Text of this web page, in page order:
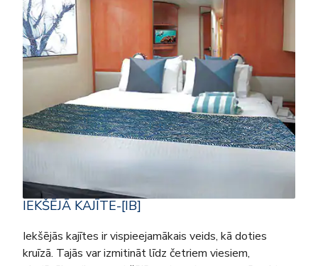
IEKŠĒJĀ KAJĪTE-[IB]
Iekšējās kajītes ir vispieejamākais veids, kā doties
kruīzā. Tajās var izmitināt līdz četriem viesiem,